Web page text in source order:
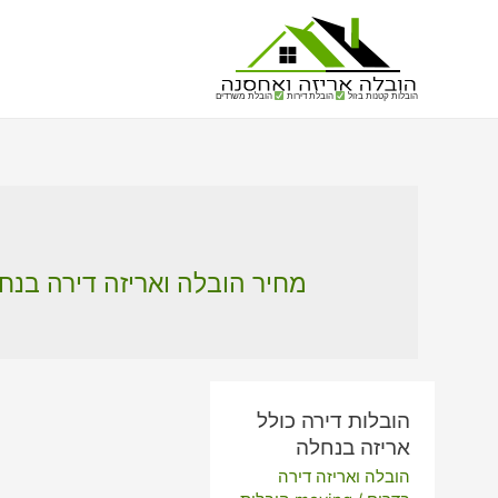
הובלות קטנות בזול הובלת דירות הובלת משרדים
מחיר הובלה ואריזה דירה
הובלות דירה כולל
אריזה בנחלה
הובלה ואריזה דירה